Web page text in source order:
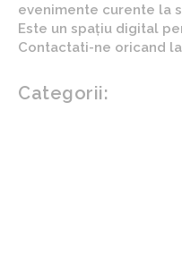
evenimente curente la
Este un spațiu digital
Contactati-ne oricand
Categorii: